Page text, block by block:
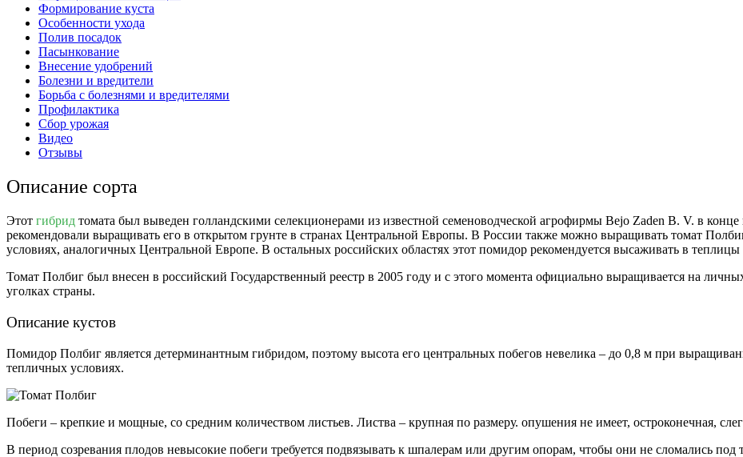
Формирование куста
Особенности ухода
Полив посадок
Пасынкование
Внесение удобрений
Болезни и вредители
Борьба с болезнями и вредителями
Профилактика
Сбор урожая
Видео
Отзывы
Описание сорта
Этот гибрид томата был выведен голландскими селекционерами из известной семеноводческой агрофирмы Bejo Zaden B. V. в
рекомендовали выращивать его в открытом грунте в странах Центральной Европы. В России также можно выращивать томат
условиях, аналогичных Центральной Европе. В остальных российских областях этот помидор рекомендуется высаживать в
Томат Полбиг был внесен в российский Государственный реестр в 2005 году и с этого момента официально выращивается на
уголках страны.
Описание кустов
Помидор Полбиг является детерминантным гибридом, поэтому высота его центральных побегов невелика – до 0,8 м при
тепличных условиях.
Побеги – крепкие и мощные, со средним количеством листьев. Листва – крупная по размеру. опушения не имеет, остроконечная,
В период созревания плодов невысокие побеги требуется подвязывать к шпалерам или другим опорам, чтобы они не сломались